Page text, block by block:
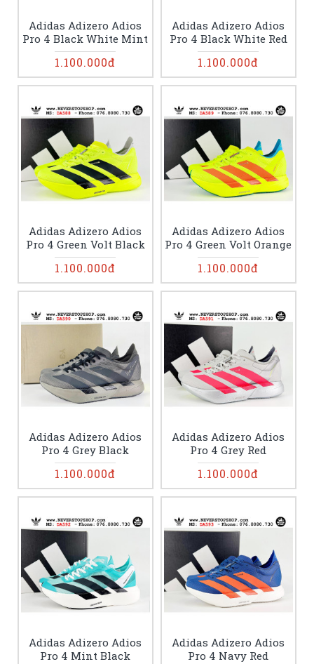
Adidas Adizero Adios
Pro 4 Black White Mint
1.100.000đ
Adidas Adizero Adios
Pro 4 Black White Red
1.100.000đ
Adidas Adizero Adios
Pro 4 Green Volt Black
1.100.000đ
Adidas Adizero Adios
Pro 4 Green Volt Orange
1.100.000đ
Adidas Adizero Adios
Pro 4 Grey Black
1.100.000đ
Adidas Adizero Adios
Pro 4 Grey Red
1.100.000đ
Adidas Adizero Adios
Pro 4 Mint Black
Adidas Adizero Adios
Pro 4 Navy Red